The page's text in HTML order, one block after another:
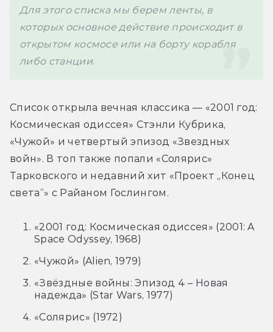
Для этого списка мы берем ленты, в
которых основное действие происходит в
открытом космосе или на борту корабля
либо станции.
Список открыла вечная классика — «2001 год:
Космическая одиссея» Стэнли Кубрика,
«Чужой» и четвертый эпизод «Звездных
войн». В топ также попали «Солярис»
Тарковского и недавний хит «Проект „Конец
света“» с Райаном Гослингом.
«2001 год: Космическая одиссея» (2001: A
Space Odyssey, 1968)
«Чужой» (Alien, 1979)
«Звёздные войны: Эпизод 4 – Новая
надежда» (Star Wars, 1977)
«Солярис» (1972)